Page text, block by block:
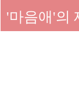
'마음애'의